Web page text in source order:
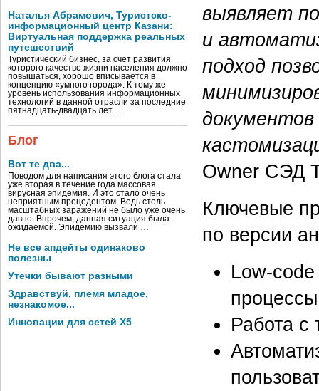
Наталья Абрамович, Туристско-
информационный центр Казани:
Виртуальная поддержка реальных
путешествий
Туристический бизнес, за счет развития
которого качество жизни населения должно
повышаться, хорошо вписывается в
концепцию «умного города». К тому же
уровень использования информационных
технологий в данной отрасли за последние
пятнадцать-двадцать лет …
Блог
Вот те два...
Поводом для написания этого блога стала
уже вторая в течение года массовая
вирусная эпидемия. И это стало очень
неприятным прецедентом. Ведь столь
масштабных заражений не было уже очень
давно. Впрочем, данная ситуация была
ожидаемой. Эпидемию вызвали …
Не все апдейты одинаково
полезны
Утечки бывают разными
Здравствуй, племя младое,
незнакомое...
Инновации для сетей X5
выявляет
и
подход
документов
Owner СЭД
Ключевые
по версии
Low-
Работа с